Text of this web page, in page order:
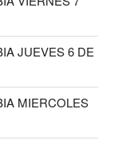
JUEVES 6 DE
MIERCOLES